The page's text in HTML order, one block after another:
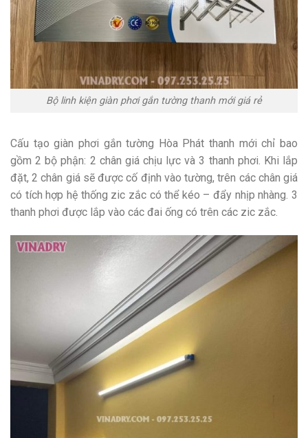
Bộ linh kiện giàn phơi gắn tường thanh mới giá rẻ
Cấu tạo giàn phơi gắn tường Hòa Phát thanh mới chỉ bao
gồm 2 bộ phận: 2 chân giá chịu lực và 3 thanh phơi. Khi lắp
đặt, 2 chân giá sẽ được cố định vào tường, trên các chân giá
có tích hợp hệ thống zic zắc có thể kéo – đẩy nhịp nhàng. 3
thanh phơi được lắp vào các đai ống có trên các zic zắc.